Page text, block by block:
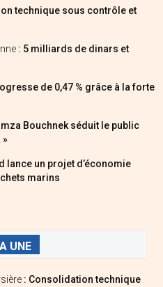
technique sous contrôle et
: 5 milliards de dinars et
de 0,47 % grâce à la forte
Bouchnek séduit le public
»
lance un projet d’économie
marins
UNE
: Consolidation technique